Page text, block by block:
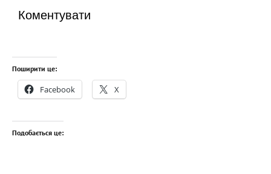
Коментувати
Поширити це:
Facebook X
Подобається це: